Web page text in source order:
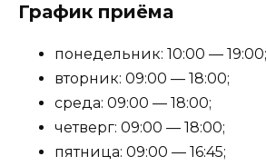
График приёма
понедельник: 10:00 — 19:00;
вторник: 09:00 — 18:00;
среда: 09:00 — 18:00;
четверг: 09:00 — 18:00;
пятница: 09:00 — 16:45;